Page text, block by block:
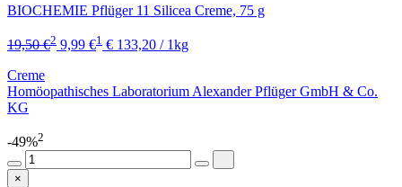
BIOCHEMIE Pflüger 11 Silicea Creme, 75 g
19,50 €2 9,99 €1 € 133,20 / 1kg
Creme
Homöopathisches Laboratorium Alexander Pflüger GmbH & Co.
KG
-49%2
×